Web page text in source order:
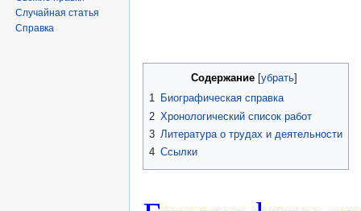
Содержание убрать
1 Биографическая справка
2 Хронологический список работ
3 Литература о трудах и деятельности
4 Ссылки
Случайная статья
Справка